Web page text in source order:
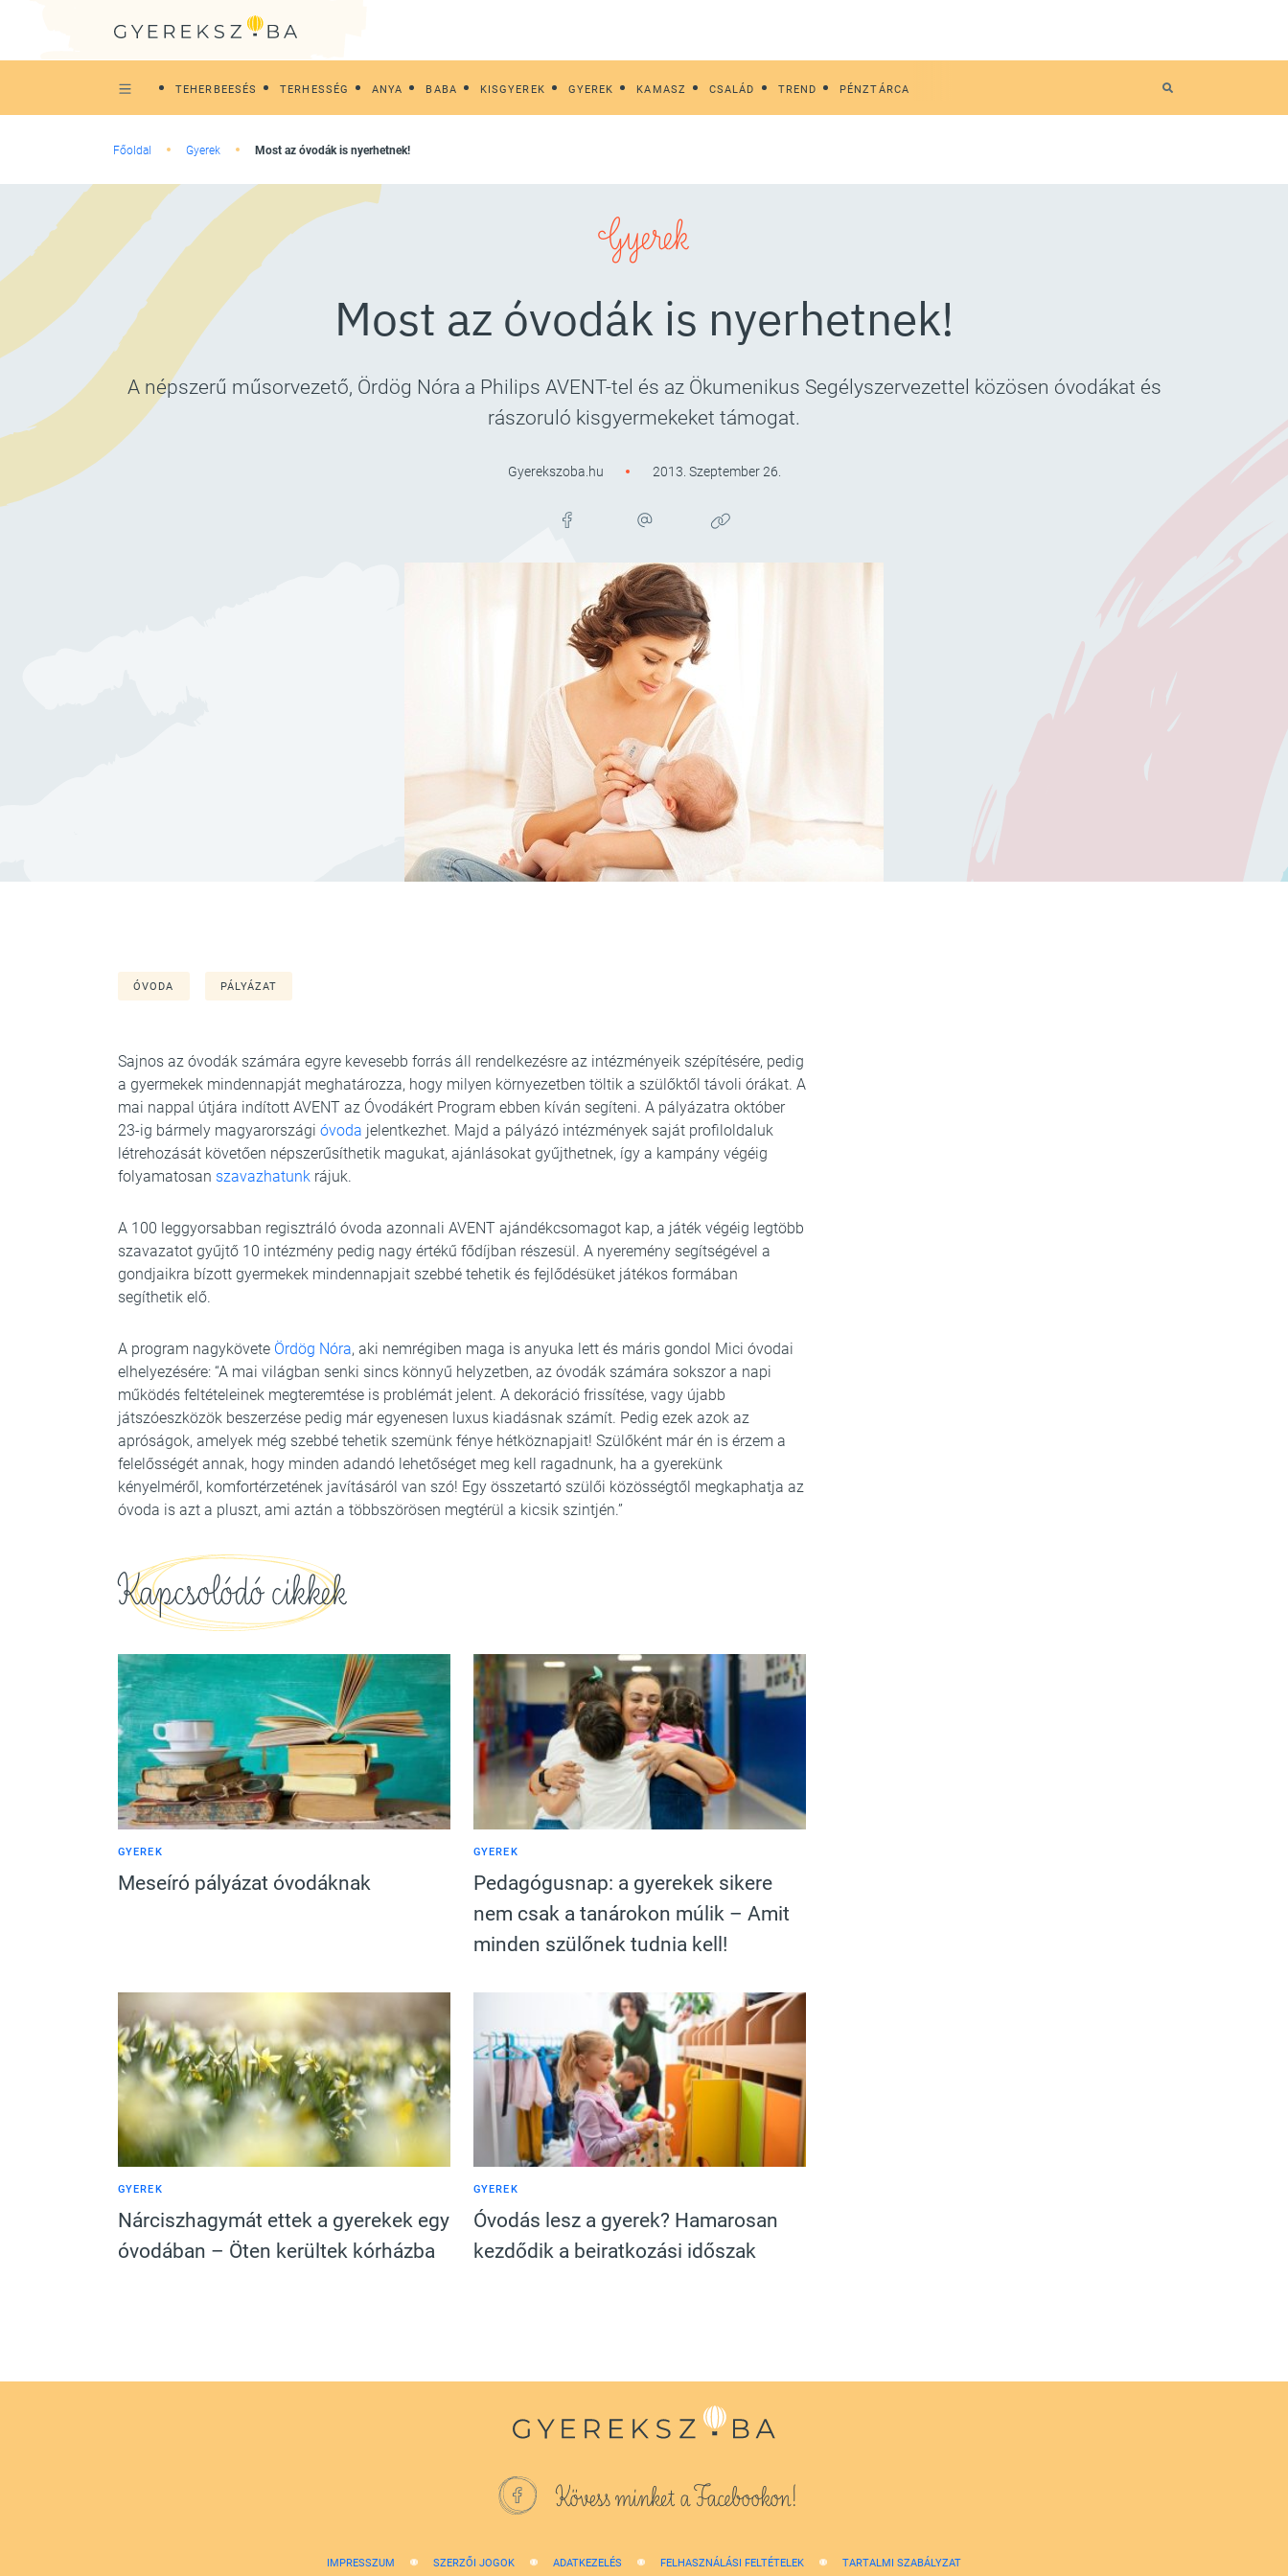
TEHERBEESÉS TERHESSÉG ANYA BABA KISGYEREK GYEREK KAMASZ CSALÁD TREND PÉNZTÁRCA
Főoldal Gyerek Most az óvodák is nyerhetnek!
Gyerek
Most az óvodák is nyerhetnek!
A népszerű műsorvezető, Ördög Nóra a Philips AVENT-tel és az Ökumenikus Segélyszervezettel közösen óvodákat és
rászoruló kisgyermekeket támogat.
Gyerekszoba.hu 2013. Szeptember 26.
ÓVODA PÁLYÁZAT
Sajnos az óvodák számára egyre kevesebb forrás áll rendelkezésre az intézményeik szépítésére, pedig
a gyermekek mindennapját meghatározza, hogy milyen környezetben töltik a szülőktől távoli órákat. A
mai nappal útjára indított AVENT az Óvodákért Program ebben kíván segíteni. A pályázatra október
23-ig bármely magyarországi óvoda jelentkezhet. Majd a pályázó intézmények saját profiloldaluk
létrehozását követően népszerűsíthetik magukat, ajánlásokat gyűjthetnek, így a kampány végéig
folyamatosan szavazhatunk rájuk.
A 100 leggyorsabban regisztráló óvoda azonnali AVENT ajándékcsomagot kap, a játék végéig legtöbb
szavazatot gyűjtő 10 intézmény pedig nagy értékű fődíjban részesül. A nyeremény segítségével a
gondjaikra bízott gyermekek mindennapjait szebbé tehetik és fejlődésüket játékos formában
segíthetik elő.
A program nagykövete Ördög Nóra, aki nemrégiben maga is anyuka lett és máris gondol Mici óvodai
elhelyezésére: “A mai világban senki sincs könnyű helyzetben, az óvodák számára sokszor a napi
működés feltételeinek megteremtése is problémát jelent. A dekoráció frissítése, vagy újabb
játszóeszközök beszerzése pedig már egyenesen luxus kiadásnak számít. Pedig ezek azok az
apróságok, amelyek még szebbé tehetik szemünk fénye hétköznapjait! Szülőként már én is érzem a
felelősségét annak, hogy minden adandó lehetőséget meg kell ragadnunk, ha a gyerekünk
kényelméről, komfortérzetének javításáról van szó! Egy összetartó szülői közösségtől megkaphatja az
óvoda is azt a pluszt, ami aztán a többszörösen megtérül a kicsik szintjén.”
Kapcsolódó cikkek
GYEREK
Meseíró pályázat óvodáknak
GYEREK
Pedagógusnap: a gyerekek sikere
nem csak a tanárokon múlik – Amit
minden szülőnek tudnia kell!
GYEREK
Nárciszhagymát ettek a gyerekek egy
óvodában – Öten kerültek kórházba
GYEREK
Óvodás lesz a gyerek? Hamarosan
kezdődik a beiratkozási időszak
Kövess minket a Facebookon!
IMPRESSZUM SZERZŐI JOGOK ADATKEZELÉS FELHASZNÁLÁSI FELTÉTELEK TARTALMI SZABÁLYZAT